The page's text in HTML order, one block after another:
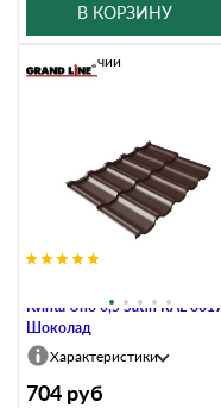
В КОРЗИНУ
Kvinta Uno 0,5 Satin RAL 8017
Шоколад
В наличии
Характеристики
704 руб